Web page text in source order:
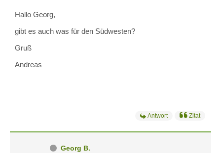
Hallo Georg,
gibt es auch was für den Südwesten?
Gruß
Andreas
Antwort Zitat
Georg B.